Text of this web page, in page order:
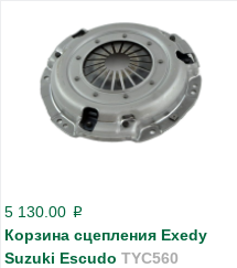
5 130.00 p
Корзина сцепления Exedy
Suzuki Escudo TYC560